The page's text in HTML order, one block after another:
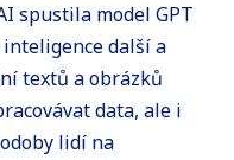
spustila model GPT
další a
textů a obrázků
data, ale i
lidí na